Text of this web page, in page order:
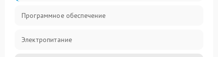
Программное обеспечение
Электропитание